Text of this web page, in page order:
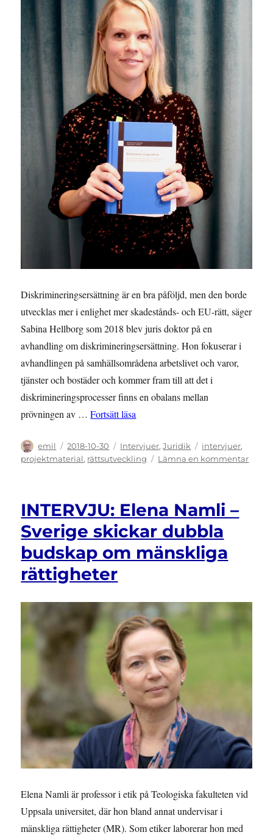
Diskrimineringsersättning är en bra påföljd, men den borde
utvecklas mer i enlighet mer skadestånds- och EU-rätt, säger
Sabina Hellborg som 2018 blev juris doktor på en
avhandling om diskrimineringsersättning. Hon fokuserar i
avhandlingen på samhällsområdena arbetslivet och varor,
tjänster och bostäder och kommer fram till att det i
diskrimineringsprocesser finns en obalans mellan
prövningen av …Fortsätt läsa
Författare
emil
Publicerat
den
2018-10-30 Kategorier
Intervjuer,Juridik Etiketter
intervjuer,
projektmaterial, rättsutveckling Lämna en kommentartill
INTERVJU: Elena Namli –
Sverige skickar dubbla
budskap om mänskliga
rättigheter
Elena Namli är professor i etik på Teologiska fakulteten vid
Uppsala universitet, där hon bland annat undervisar i
mänskliga rättigheter (MR). Som etiker laborerar hon med